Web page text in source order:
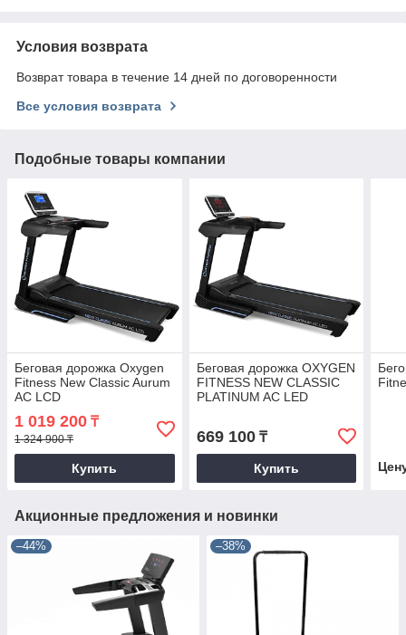
Условия возврата
Возврат товара в течение 14 дней по договоренности
Все условия возврата
Подобные товары компании
Беговая дорожка Oxygen
Fitness New Classic Aurum
AC LCD
1 019 200 ₸
1 324 900 ₸
Купить
Беговая дорожка OXYGEN
FITNESS NEW CLASSIC
PLATINUM AC LED
669 100₸
Купить
Акционные предложения и новинки
–44% –38%